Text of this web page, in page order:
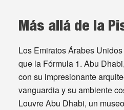
Más allá de la
Los Emiratos Árabes
que la Fórmula 1. Abu
con su impresionante
vanguardia y su ambiente
Louvre Abu Dhabi, un